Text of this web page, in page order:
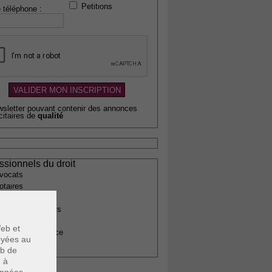
et
au
de
à
téléphone :
Petitions
pouvant contenir des annonces
de qualité
du droit
immobiliers
de justice